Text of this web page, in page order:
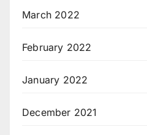
March 2022
February 2022
January 2022
December 2021